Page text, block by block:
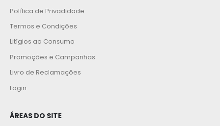
Política de Privadidade
Termos e Condições
Litígios ao Consumo
Promoções e Campanhas
Livro de Reclamações
Login
ÁREAS DO SITE